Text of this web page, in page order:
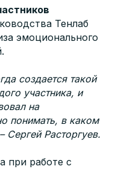
Тенлаб
эмоционального
создается такой
участника, и
на
понимать, в каком
Сергей Расторгуев.
при работе с